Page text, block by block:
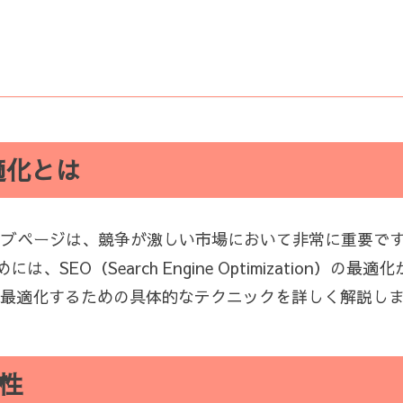
とは
ページは、競争が激しい市場において非常に重要で
には、SEO（Search Engine Optimization）の最適化
適化するための具体的なテクニックを詳しく解説し